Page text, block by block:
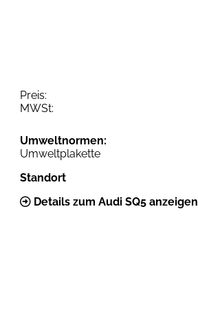
Preis:
MWSt:
Umweltnormen:
Umweltplakette
Standort
Details zum Audi SQ5 anzeigen